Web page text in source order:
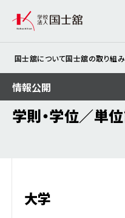
国士舘について国士舘の取り組み
学則・学位／単
大学
情報公開